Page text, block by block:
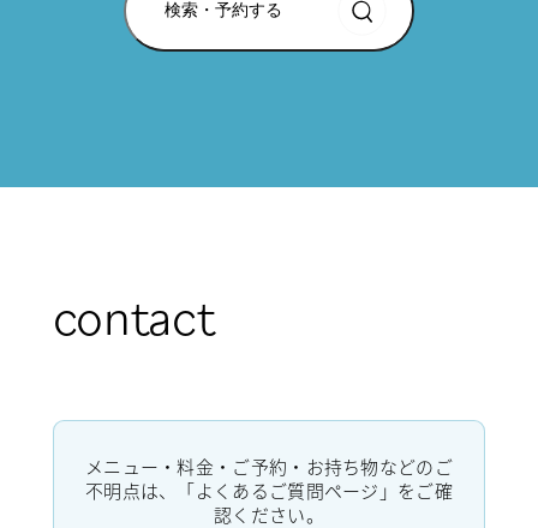
検索・予約する
contact
メニュー・料金・ご予約・お持ち物などのご
不明点は、「よくあるご質問ページ」をご確
認ください。